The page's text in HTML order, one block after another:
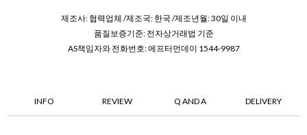
제조사: 협력업체 /제조국: 한국 /제조년월: 30일 이내
품질보증기준: 전자상거래법 기준
AS책임자와 전화번호: 에프터먼데이 1544-9987
INFO REVIEW Q AND A DELIVERY